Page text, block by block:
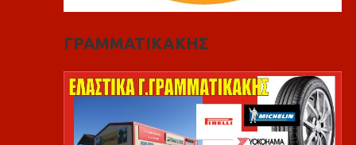
ΓΡΑΜΜΑΤΙΚΑΚΗΣ